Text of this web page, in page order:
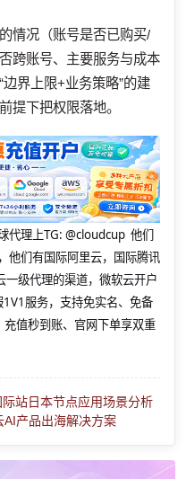
情况（账号是否已购买/
跨账号、主要服务与成本
界上限+业务策略”的建
提下把权限落地。
代理上TG: @cloudcup 他们
他们有国际阿里云，国际腾讯
级代理的渠道，微软云开户
服务，支持免实名、免备
值秒到账、官网下单享双重
站日本节点应用场景分析
产品出海解决方案